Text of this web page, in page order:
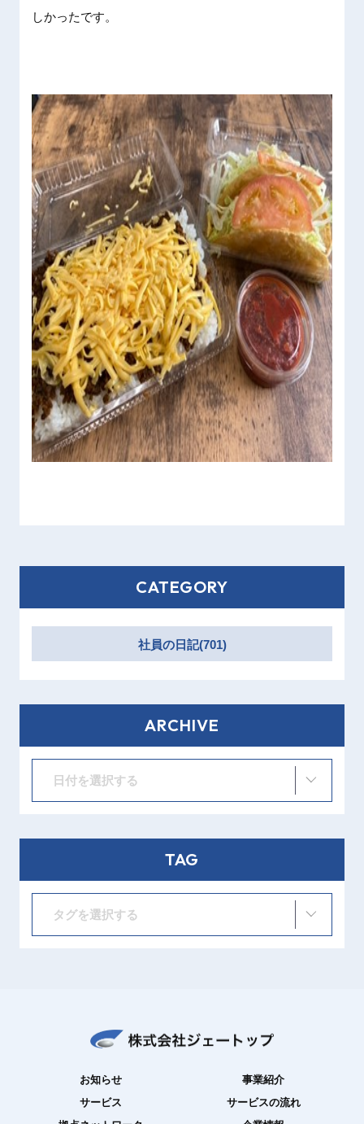
しかったです。
CATEGORY
社員の日記(701)
ARCHIVE
日付を選択する
TAG
タグを選択する
お知らせ
事業紹介
サービス
サービスの流れ